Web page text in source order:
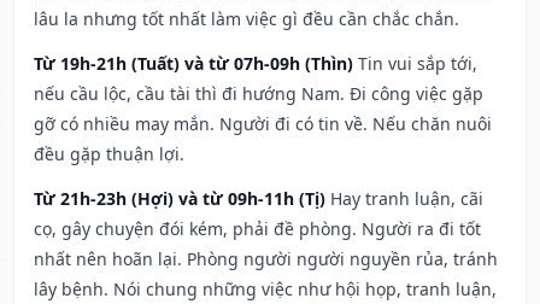
lâu la nhưng tốt nhất làm việc gì đều cần chắc chắn.
Từ 19h-21h (Tuất) và từ 07h-09h (Thìn) Tin vui sắp tới,
nếu cầu lộc, cầu tài thì đi hướng Nam. Đi công việc gặp
gỡ có nhiều may mắn. Người đi có tin về. Nếu chăn nuôi
đều gặp thuận lợi.
Từ 21h-23h (Hợi) và từ 09h-11h (Tị) Hay tranh luận, cãi
cọ, gây chuyện đói kém, phải đề phòng. Người ra đi tốt
nhất nên hoãn lại. Phòng người người nguyền rủa, tránh
lây bệnh. Nói chung những việc như hội họp, tranh luận,